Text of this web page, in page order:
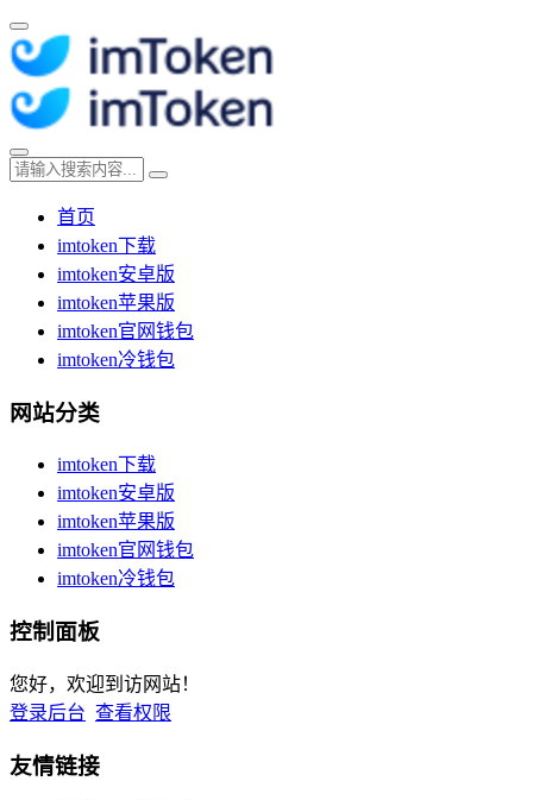
首页
imtoken下载
imtoken安卓版
imtoken苹果版
imtoken官网钱包
imtoken冷钱包
网站分类
imtoken下载
imtoken安卓版
imtoken苹果版
imtoken官网钱包
imtoken冷钱包
控制面板
您好，欢迎到访网站！
登录后台 查看权限
友情链接